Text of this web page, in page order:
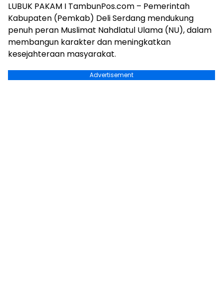
LUBUK PAKAM I TambunPos.com – Pemerintah
Kabupaten (Pemkab) Deli Serdang mendukung
penuh peran Muslimat Nahdlatul Ulama (NU), dalam
membangun karakter dan meningkatkan
kesejahteraan masyarakat.
Advertisement